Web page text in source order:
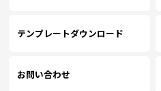
テンプレートダウンロード
お問い合わせ